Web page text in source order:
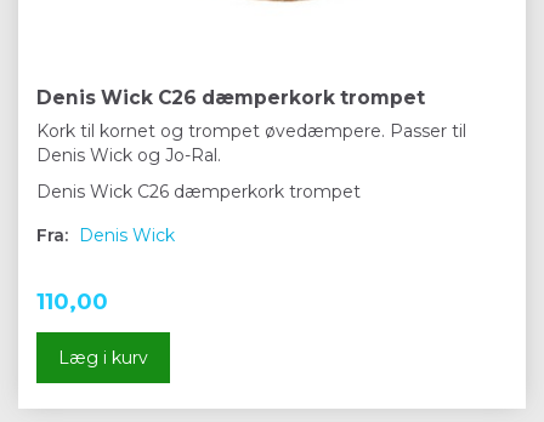
Denis Wick C26 dæmperkork trompet
Kork til kornet og trompet øvedæmpere. Passer til
Denis Wick og Jo-Ral.
Denis Wick C26 dæmperkork trompet
Fra: Denis Wick
110,00
Læg i kurv